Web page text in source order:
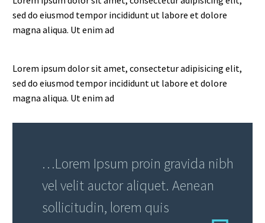
sed do eiusmod tempor incididunt ut labore et dolore
magna aliqua. Ut enim ad
Lorem ipsum dolor sit amet, consectetur adipisicing elit,
sed do eiusmod tempor incididunt ut labore et dolore
magna aliqua. Ut enim ad
…Lorem Ipsum proin gravida nibh
vel velit auctor aliquet. Aenean
sollicitudin, lorem quis